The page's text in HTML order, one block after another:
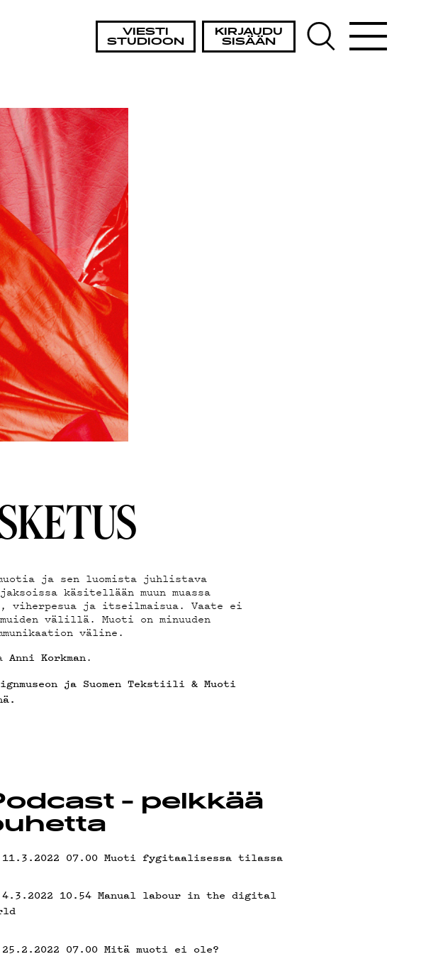
VIESTI
STUDIOON
KIRJAUDU
SISÄÄN
ja sen luomista juhlistava
käsitellään muun muassa
ja itseilmaisua. Vaate ei
välillä. Muoti on minuuden
väline.
Anni Korkman.
ja Suomen Tekstiili & Muoti
- pelkkää
11.3.2022 07.00 Muoti fygitaalisessa tilassa
4.3.2022 10.54 Manual labour in the digital
25.2.2022 07.00 Mitä muoti ei ole?